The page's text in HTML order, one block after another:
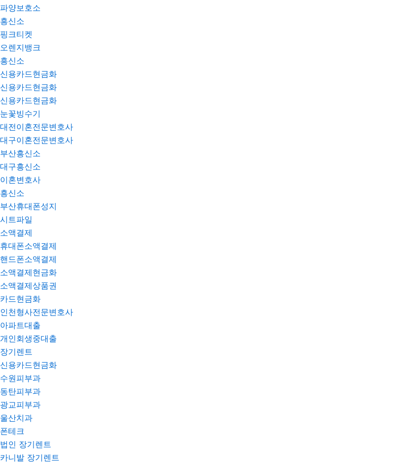
파양보호소
흥신소
핑크티켓
오렌지뱅크
흥신소
신용카드현금화
신용카드현금화
신용카드현금화
눈꽃빙수기
대전이혼전문변호사
대구이혼전문변호사
부산흥신소
대구흥신소
이혼변호사
흥신소
부산휴대폰성지
시트파일
소액결제
휴대폰소액결제
핸드폰소액결제
소액결제현금화
소액결제상품권
카드현금화
인천형사전문변호사
아파트대출
개인회생중대출
장기렌트
신용카드현금화
수원피부과
동탄피부과
광교피부과
울산치과
폰테크
법인 장기렌트
카니발 장기렌트